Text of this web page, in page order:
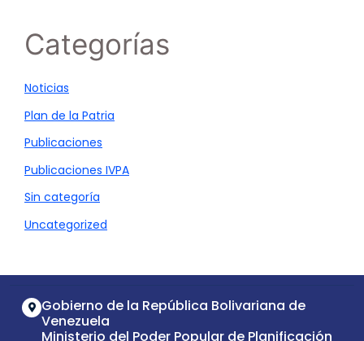
Categorías
Noticias
Plan de la Patria
Publicaciones
Publicaciones IVPA
Sin categoría
Uncategorized
Gobierno de la República Bolivariana de
Venezuela
Ministerio del Poder Popular de Planificación